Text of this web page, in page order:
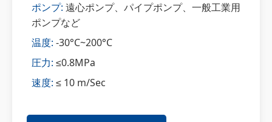
ポンプ: 遠心ポンプ、パイプポンプ、一般工業用
ポンプなど
温度: -30°C~200°C
圧力: ≤0.8MPa
速度: ≤ 10 m/Sec